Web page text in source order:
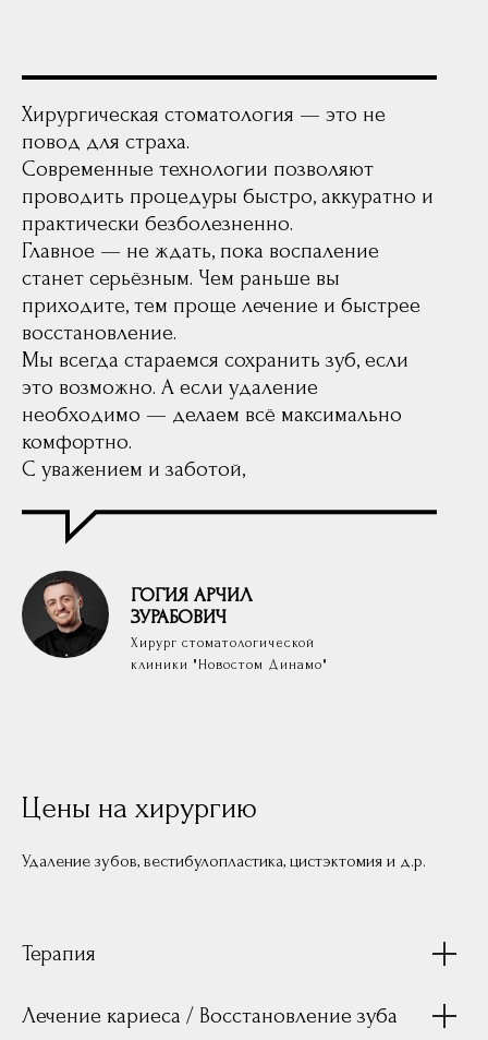
Хирургическая стоматология — это не
повод для страха.
Современные технологии позволяют
проводить процедуры быстро, аккуратно и
практически безболезненно.
Главное — не ждать, пока воспаление
станет серьёзным. Чем раньше вы
приходите, тем проще лечение и быстрее
восстановление.
Мы всегда стараемся сохранить зуб, если
это возможно. А если удаление
необходимо — делаем всё максимально
комфортно.
С уважением и заботой,
ГОГИЯ АРЧИЛ
ЗУРАБОВИЧ
Хирург стоматологической
клиники "Новостом Динамо"
Цены на хирургию
Удаление зубов, вестибулопластика, цистэктомия и д.р.
Терапия
Лечение кариеса / Восстановление зуба
Нажимая на кнопку, вы соглашаетесь с
условиямиПолитики обработки
согласие
обработку своих персональных данных
Оставить заявку
Вы также можете написать
нам в Телеграм канал
Часто задаваемые вопросы